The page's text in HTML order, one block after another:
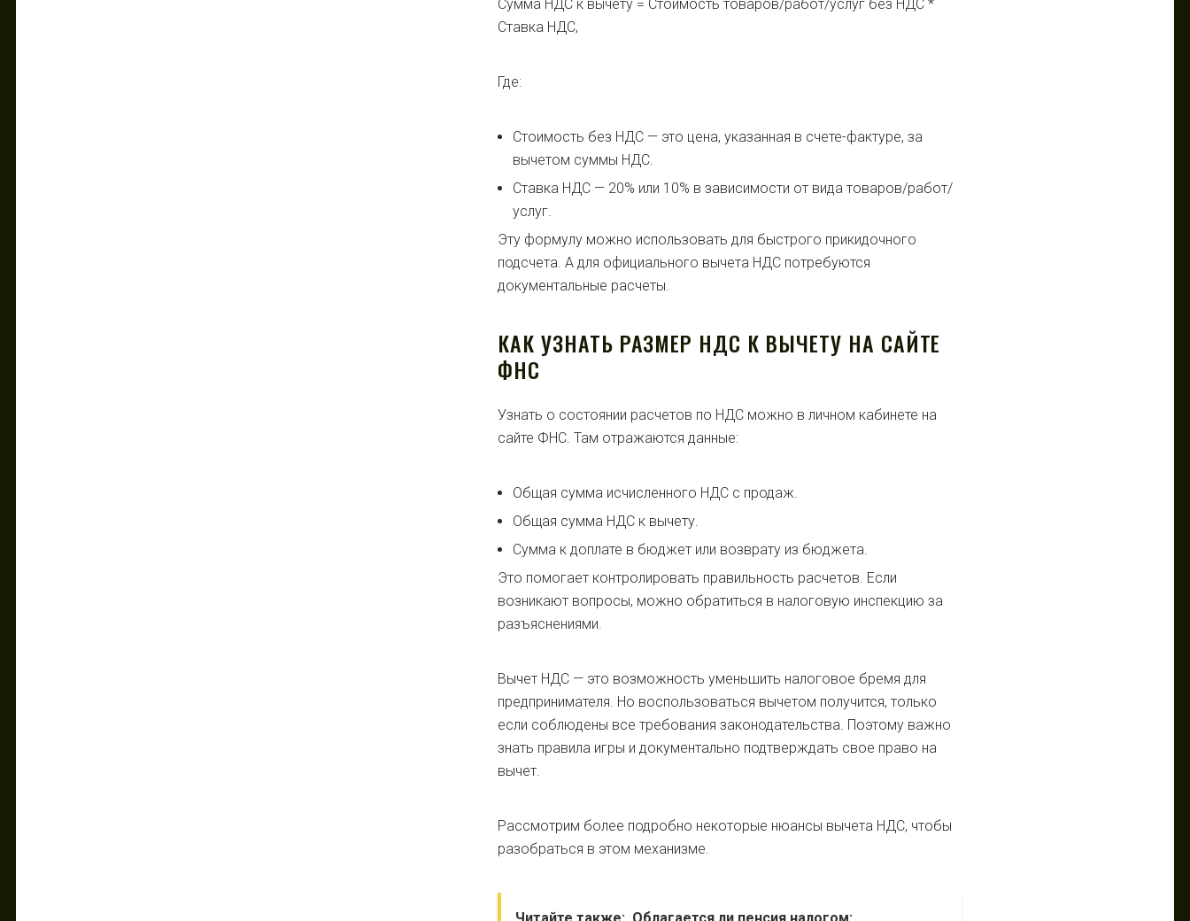
Сумма НДС к вычету = Стоимость товаров/работ/услуг без НДС *
Ставка НДС,
Где:
Стоимость без НДС — это цена, указанная в счете-фактуре, за
вычетом суммы НДС.
Ставка НДС — 20% или 10% в зависимости от вида товаров/работ/
услуг.
Эту формулу можно использовать для быстрого прикидочного
подсчета. А для официального вычета НДС потребуются
документальные расчеты.
КАК УЗНАТЬ РАЗМЕР НДС К ВЫЧЕТУ НА САЙТЕ
ФНС
Узнать о состоянии расчетов по НДС можно в личном кабинете на
сайте ФНС. Там отражаются данные:
Общая сумма исчисленного НДС с продаж.
Общая сумма НДС к вычету.
Сумма к доплате в бюджет или возврату из бюджета.
Это помогает контролировать правильность расчетов. Если
возникают вопросы, можно обратиться в налоговую инспекцию за
разъяснениями.
Вычет НДС — это возможность уменьшить налоговое бремя для
предпринимателя. Но воспользоваться вычетом получится, только
если соблюдены все требования законодательства. Поэтому важно
знать правила игры и документально подтверждать свое право на
вычет.
Рассмотрим более подробно некоторые нюансы вычета НДС, чтобы
разобраться в этом механизме.